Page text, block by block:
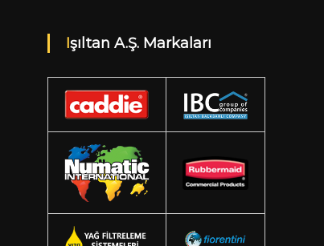
Işıltan A.Ş. Markaları